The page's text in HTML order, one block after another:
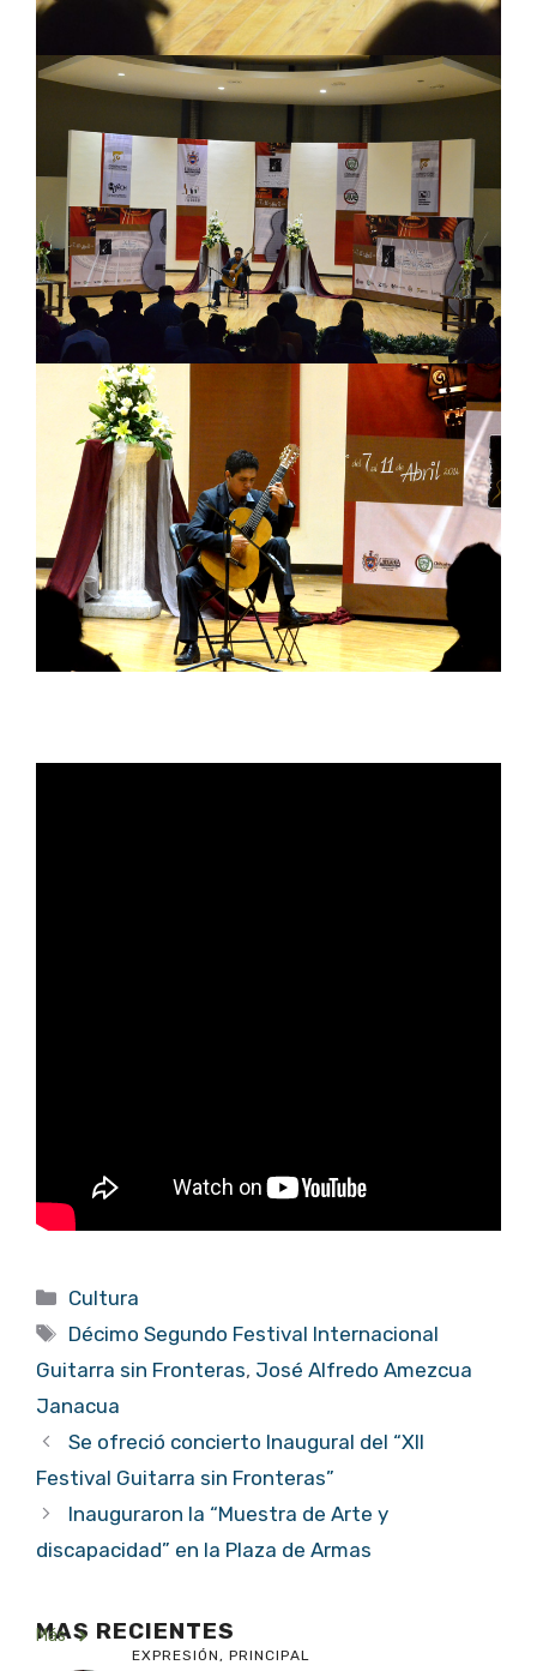
Categorías
Cultura
Etiquetas
Décimo Segundo Festival Internacional
Guitarra sin Fronteras, José Alfredo Amezcua
Janacua
Se ofreció concierto Inaugural del “XII
Festival Guitarra sin Fronteras”
Inauguraron la “Muestra de Arte y
discapacidad” en la Plaza de Armas
MAS RECIENTES
Más
EXPRESIÓN, PRINCIPAL